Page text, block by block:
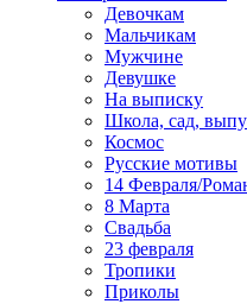
Девочкам
Мальчикам
Мужчине
Девушке
На выписку
Школа, сад,
Космос
Русские мотивы
14 Февраля/
8 Марта
Свадьба
23 февраля
Тропики
Приколы